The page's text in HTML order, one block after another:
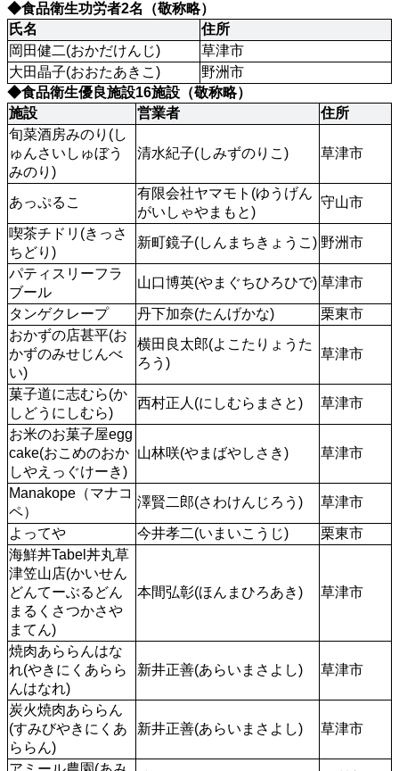
◆食品衛生功労者2名（敬称略）
氏名
住所
岡田健二(おかだけんじ)
草津市
大田晶子(おおたあきこ)
野洲市
◆食品衛生優良施設16施設（敬称略）
施設
営業者
住所
旬菜酒房みのり(し
ゅんさいしゅぼう
みのり)
清水紀子(しみずのりこ) 草津市
あっぷるこ
有限会社ヤマモト(ゆうげん
がいしゃやまもと)
守山市
喫茶チドリ(きっさ
ちどり)
新町鏡子(しんまちきょうこ) 野洲市
パティスリーフラ
ブール
山口博英(やまぐちひろひで) 草津市
タンゲクレープ 丹下加奈(たんげかな)
栗東市
おかずの店甚平(お
かずのみせじんべ
い)
横田良太郎(よこたりょうた
ろう)
草津市
菓子道に志むら(か
しどうにしむら)
西村正人(にしむらまさと) 草津市
お米のお菓子屋egg
cake(おこめのおか
しやえっぐけーき)
山林咲(やまばやしさき) 草津市
Manakope（マナコ
ペ）
澤賢二郎(さわけんじろう) 草津市
よってや 今井孝二(いまいこうじ)
栗東市
海鮮丼Tabel丼丸草
津笠山店(かいせん
どんてーぶるどん
まるくさつかさや
まてん)
本間弘彰(ほんまひろあき) 草津市
焼肉あららんはな
れ(やきにくあらら
んはなれ)
新井正善(あらいまさよし) 草津市
炭火焼肉あららん
(すみびやきにくあ
ららん)
新井正善(あらいまさよし) 草津市